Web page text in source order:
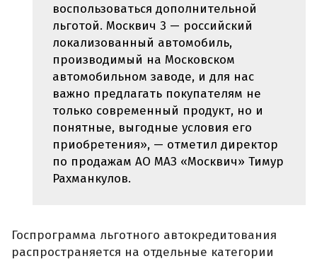
воспользоваться дополнительной
льготой. Москвич 3 — российский
локализованный автомобиль,
производимый на Московском
автомобильном заводе, и для нас
важно предлагать покупателям не
только современный продукт, но и
понятные, выгодные условия его
приобретения», — отметил директор
по продажам АО МАЗ «Москвич» Тимур
Рахманкулов.
Госпрограмма льготного автокредитования
распространяется на отдельные категории